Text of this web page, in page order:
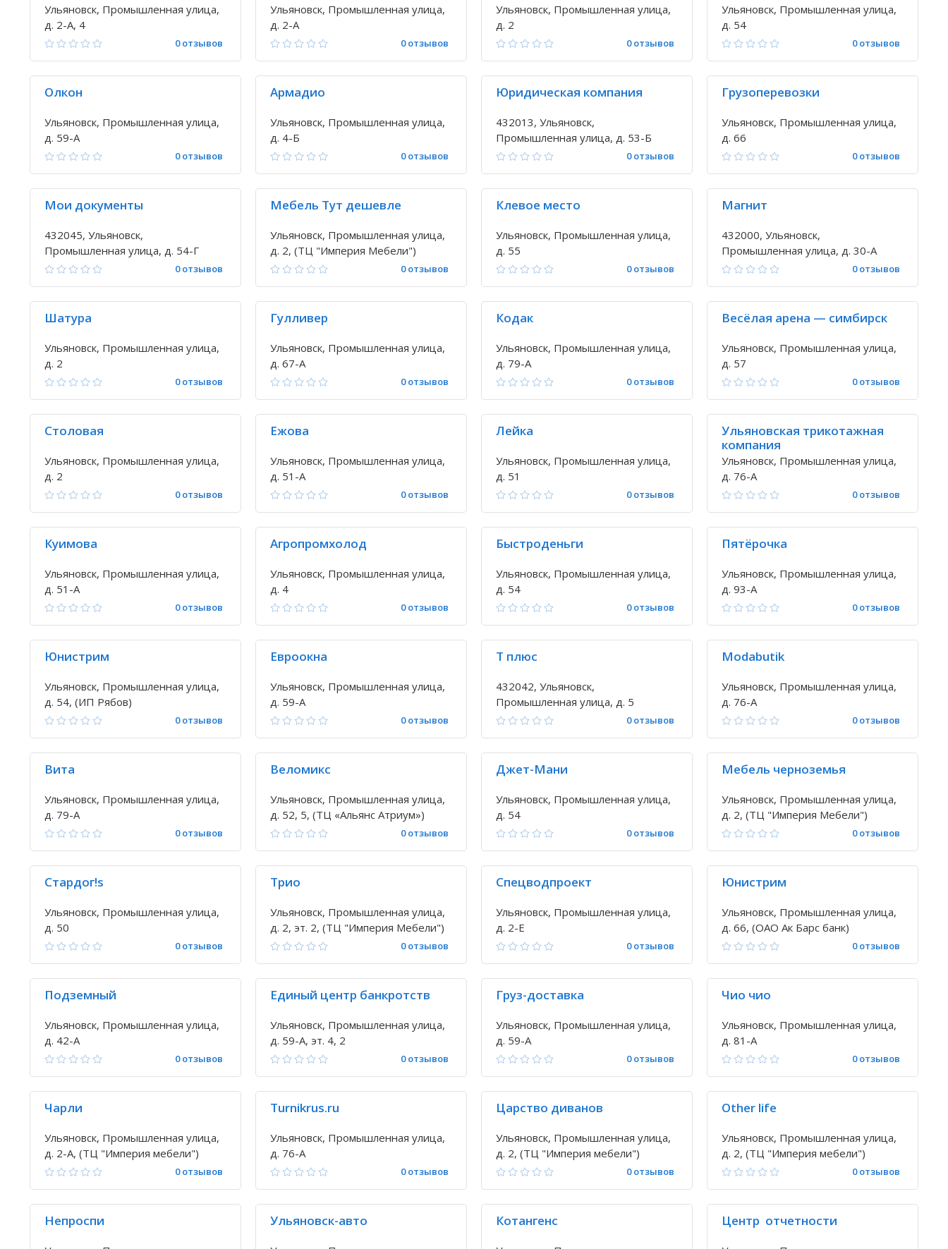
Ульяновск, Промышленная улица,
д. 2-А, 4
0 отзывов
Ульяновск, Промышленная улица,
д. 2-А
0 отзывов
Ульяновск, Промышленная улица,
д. 2
0 отзывов
Ульяновск, Промышленная улица,
д. 54
0 отзывов
Олкон
Ульяновск, Промышленная улица,
д. 59-А
0 отзывов
Армадио
Ульяновск, Промышленная улица,
д. 4-Б
0 отзывов
Юридическая компания
432013, Ульяновск,
Промышленная улица, д. 53-Б
0 отзывов
Грузоперевозки
Ульяновск, Промышленная улица,
д. 66
0 отзывов
Мои документы
432045, Ульяновск,
Промышленная улица, д. 54-Г
0 отзывов
Мебель Тут дешевле
Ульяновск, Промышленная улица,
д. 2, (ТЦ "Империя Мебели")
0 отзывов
Клевое место
Ульяновск, Промышленная улица,
д. 55
0 отзывов
Магнит
432000, Ульяновск,
Промышленная улица, д. 30-А
0 отзывов
Шатура
Ульяновск, Промышленная улица,
д. 2
0 отзывов
Гулливер
Ульяновск, Промышленная улица,
д. 67-А
0 отзывов
Кодак
Ульяновск, Промышленная улица,
д. 79-А
0 отзывов
Весёлая арена — симбирск
Ульяновск, Промышленная улица,
д. 57
0 отзывов
Столовая
Ульяновск, Промышленная улица,
д. 2
0 отзывов
Ежова
Ульяновск, Промышленная улица,
д. 51-А
0 отзывов
Лейка
Ульяновск, Промышленная улица,
д. 51
0 отзывов
Ульяновская трикотажная
компания
Ульяновск, Промышленная улица,
д. 76-А
0 отзывов
Куимова
Ульяновск, Промышленная улица,
д. 51-А
0 отзывов
Агропромхолод
Ульяновск, Промышленная улица,
д. 4
0 отзывов
Быстроденьги
Ульяновск, Промышленная улица,
д. 54
0 отзывов
Пятёрочка
Ульяновск, Промышленная улица,
д. 93-А
0 отзывов
Юнистрим
Ульяновск, Промышленная улица,
д. 54, (ИП Рябов)
0 отзывов
Евроокна
Ульяновск, Промышленная улица,
д. 59-А
0 отзывов
Т плюс
432042, Ульяновск,
Промышленная улица, д. 5
0 отзывов
Modabutik
Ульяновск, Промышленная улица,
д. 76-А
0 отзывов
Вита
Ульяновск, Промышленная улица,
д. 79-А
0 отзывов
Веломикс
Ульяновск, Промышленная улица,
д. 52, 5, (ТЦ «Альянс Атриум»)
0 отзывов
Джет-Мани
Ульяновск, Промышленная улица,
д. 54
0 отзывов
Мебель черноземья
Ульяновск, Промышленная улица,
д. 2, (ТЦ "Империя Мебели")
0 отзывов
Стардог!s
Ульяновск, Промышленная улица,
д. 50
0 отзывов
Трио
Ульяновск, Промышленная улица,
д. 2, эт. 2, (ТЦ "Империя Мебели")
0 отзывов
Спецводпроект
Ульяновск, Промышленная улица,
д. 2-Е
0 отзывов
Юнистрим
Ульяновск, Промышленная улица,
д. 66, (ОАО Ак Барс банк)
0 отзывов
Подземный
Ульяновск, Промышленная улица,
д. 42-А
0 отзывов
Единый центр банкротств
Ульяновск, Промышленная улица,
д. 59-А, эт. 4, 2
0 отзывов
Груз-доставка
Ульяновск, Промышленная улица,
д. 59-А
0 отзывов
Чио чио
Ульяновск, Промышленная улица,
д. 81-А
0 отзывов
Чарли
Ульяновск, Промышленная улица,
д. 2-А, (ТЦ "Империя мебели")
0 отзывов
Turnikrus.ru
Ульяновск, Промышленная улица,
д. 76-А
0 отзывов
Царство диванов
Ульяновск, Промышленная улица,
д. 2, (ТЦ "Империя мебели")
0 отзывов
Other life
Ульяновск, Промышленная улица,
д. 2, (ТЦ "Империя мебели")
0 отзывов
Непроспи Ульяновск-авто Котангенс Центр отчетности